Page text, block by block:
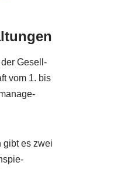
der Gesell­
vom 1. bis
gibt es zwei